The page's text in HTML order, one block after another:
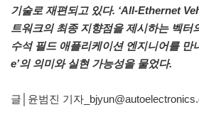
기술로 재편되고 있다. ‘All-Ethernet
트워크의 최종 지향점을 제시하는 벡터
수석 필드 애플리케이션 엔지니어를 만
e’의 의미와 실현 가능성을 물었다.
글│윤범진 기자